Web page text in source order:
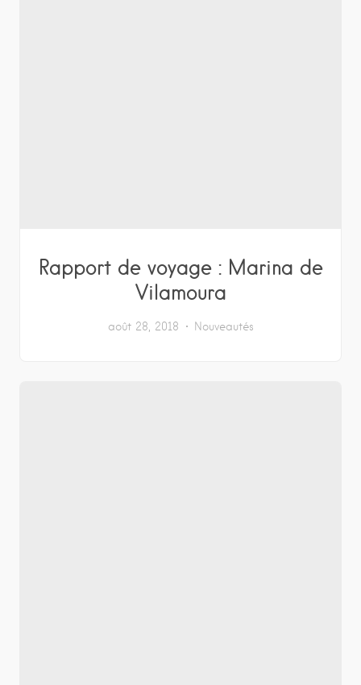
Rapport de voyage : Marina de
Vilamoura
août 28, 2018 Nouveautés